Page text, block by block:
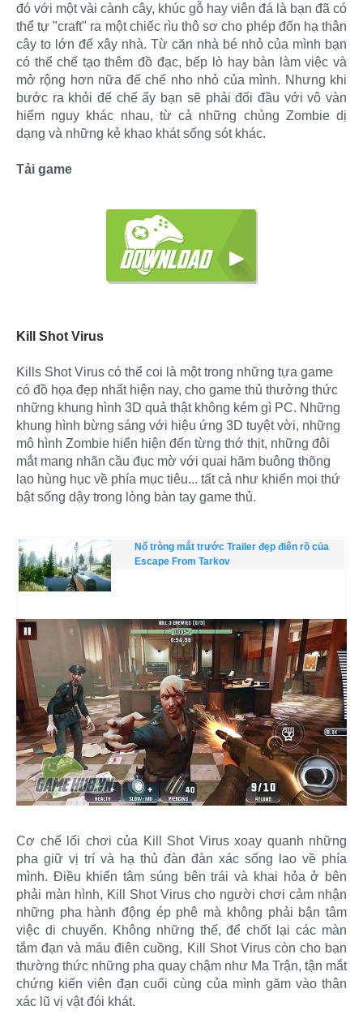
đó với một vài cành cây, khúc gỗ hay viên đá là bạn đã có
thể tự "craft" ra một chiếc rìu thô sơ cho phép đốn hạ thân
cây to lớn để xây nhà. Từ căn nhà bé nhỏ của mình bạn
có thể chế tạo thêm đồ đạc, bếp lò hay bàn làm việc và
mở rộng hơn nữa đế chế nho nhỏ của mình. Nhưng khi
bước ra khỏi đế chế ấy bạn sẽ phải đối đầu với vô vàn
hiểm nguy khác nhau, từ cả những chủng Zombie dị
dạng và những kẻ khao khát sống sót khác.
Tải game
Kill Shot Virus
Kills Shot Virus có thể coi là một trong những tựa game
có đồ họa đẹp nhất hiện nay, cho game thủ thưởng thức
những khung hình 3D quả thật không kém gì PC. Những
khung hình bừng sáng với hiệu ứng 3D tuyệt vời, những
mô hình Zombie hiển hiện đến từng thớ thịt, những đôi
mắt mang nhãn cầu đục mờ với quai hãm buông thõng
lao hùng hục về phía mục tiêu... tất cả như khiến mọi thứ
bật sống dậy trong lòng bàn tay game thủ.
Nổ tròng mắt trước Trailer đẹp điên rồ của
Escape From Tarkov
Cơ chế lối chơi của Kill Shot Virus xoay quanh những
pha giữ vị trí và hạ thủ đàn đàn xác sống lao về phía
mình. Điều khiển tâm súng bên trái và khai hỏa ở bên
phải màn hình, Kill Shot Virus cho người chơi cảm nhận
những pha hành động ép phê mà không phải bận tâm
việc di chuyển. Không những thế, để chốt lại các màn
tắm đạn và máu điên cuồng, Kill Shot Virus còn cho bạn
thường thức những pha quay chậm như Ma Trận, tận mắt
chứng kiến viên đạn cuối cùng của mình găm vào thân
xác lũ vị vật đói khát.